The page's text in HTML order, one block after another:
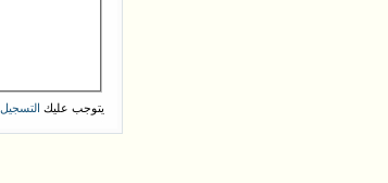
يتوجب عليك التسجيل